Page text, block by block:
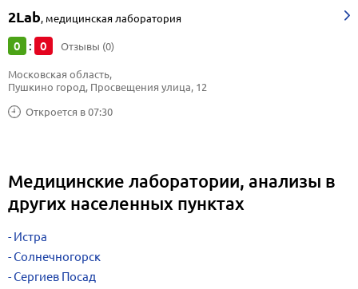
2Lab, медицинская лаборатория
0 : 0 Отзывы (0)
Откроется в 07:30
Московская область,
Пушкино город, Просвещения улица, 12
Медицинские лаборатории, анализы в
других населенных пунктах
Истра
Солнечногорск
Сергиев Посад